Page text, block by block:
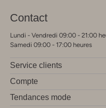
Contact
Lundi - Vendredi 09:00 - 21:00
Samedi 09:00 - 17:00 heures
Service clients
Compte
Tendances mode